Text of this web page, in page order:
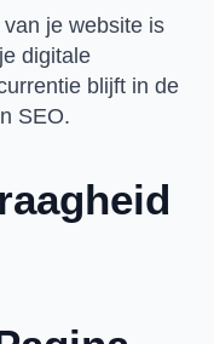
je website is
digitale
blijft in de
SEO.